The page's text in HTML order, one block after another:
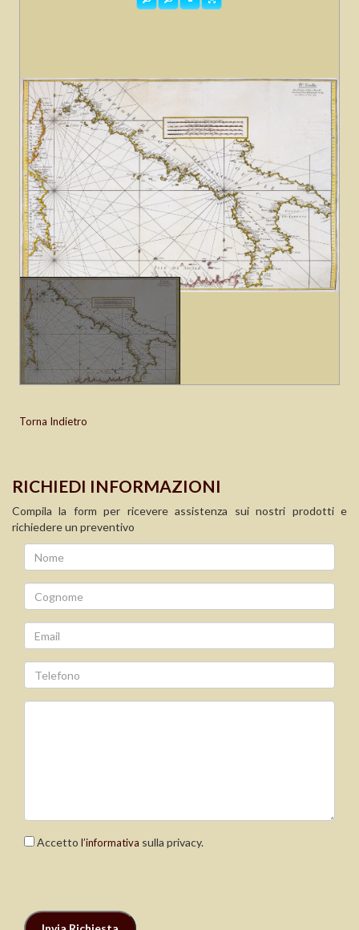
Torna Indietro
RICHIEDI INFORMAZIONI
Compila la form per ricevere assistenza sui nostri prodotti e
richiedere un preventivo
Accetto l’informativa sulla privacy.